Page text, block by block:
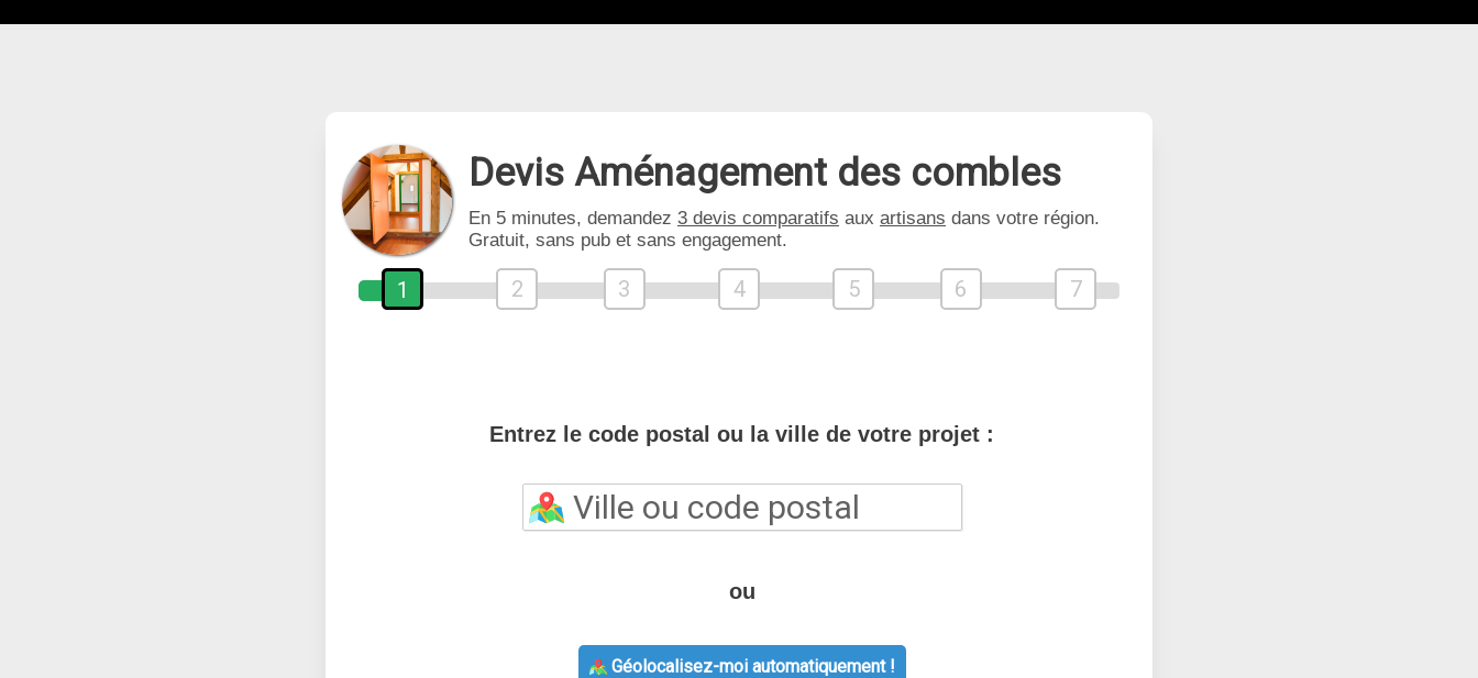
Devis Aménagement des combles
En 5 minutes, demandez 3 devis comparatifs aux artisans dans votre région.
Gratuit, sans pub et sans engagement.
1 2 3 4 5 6 7
Entrez le code postal ou la ville de votre projet :
ou
Géolocalisez-moi automatiquement !